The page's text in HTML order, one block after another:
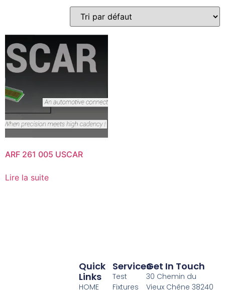
ARF 261 005 USCAR
Lire la suite
Services
Test
Fixtures
Quick
Links
HOME
Get In Touch
30 Chemin du
Vieux Chêne 38240